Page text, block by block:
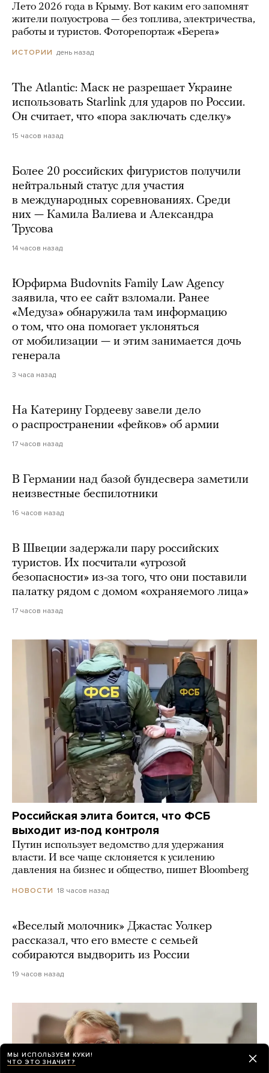
Лето 2026 года в Крыму. Вот каким его запомнят
жители полуострова — без топлива, электричества,
работы и туристов. Фоторепортаж «Берега»
ИСТОРИИ день назад
The Atlantic: Маск не разрешает Украине
использовать Starlink для ударов по России.
Он считает, что «пора заключать сделку»
15 часов назад
Более 20 российских фигуристов получили
нейтральный статус для участия
в международных соревнованиях. Среди
них — Камила Валиева и Александра
Трусова
14 часов назад
Юрфирма Budovnits Family Law Agency
заявила, что ее сайт взломали. Ранее
«Медуза» обнаружила там информацию
о том, что она помогает уклоняться
от мобилизации — и этим занимается дочь
генерала
3 часа назад
На Катерину Гордееву завели дело
о распространении «фейков» об армии
17 часов назад
В Германии над базой бундесвера заметили
неизвестные беспилотники
16 часов назад
В Швеции задержали пару российских
туристов. Их посчитали «угрозой
безопасности» из-за того, что они поставили
палатку рядом с домом «охраняемого лица»
17 часов назад
Российская элита боится, что ФСБ
выходит из-под контроля
Путин использует ведомство для удержания
власти. И все чаще склоняется к усилению
давления на бизнес и общество, пишет Bloomberg
НОВОСТИ 18 часов назад
«Веселый молочник» Джастас Уолкер
рассказал, что его вместе с семьей
собираются выдворить из России
19 часов назад
МЫ ИСПОЛЬЗУЕМ КУКИ!
ЧТО ЭТО ЗНАЧИТ?